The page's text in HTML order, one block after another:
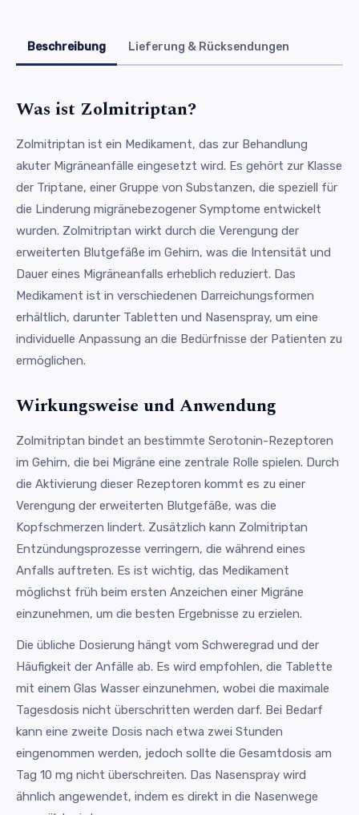
Beschreibung Lieferung & Rücksendungen
Was ist Zolmitriptan?
Zolmitriptan ist ein Medikament, das zur Behandlung
akuter Migräneanfälle eingesetzt wird. Es gehört zur Klasse
der Triptane, einer Gruppe von Substanzen, die speziell für
die Linderung migränebezogener Symptome entwickelt
wurden. Zolmitriptan wirkt durch die Verengung der
erweiterten Blutgefäße im Gehirn, was die Intensität und
Dauer eines Migräneanfalls erheblich reduziert. Das
Medikament ist in verschiedenen Darreichungsformen
erhältlich, darunter Tabletten und Nasenspray, um eine
individuelle Anpassung an die Bedürfnisse der Patienten zu
ermöglichen.
Wirkungsweise und Anwendung
Zolmitriptan bindet an bestimmte Serotonin-Rezeptoren
im Gehirn, die bei Migräne eine zentrale Rolle spielen. Durch
die Aktivierung dieser Rezeptoren kommt es zu einer
Verengung der erweiterten Blutgefäße, was die
Kopfschmerzen lindert. Zusätzlich kann Zolmitriptan
Entzündungsprozesse verringern, die während eines
Anfalls auftreten. Es ist wichtig, das Medikament
möglichst früh beim ersten Anzeichen einer Migräne
einzunehmen, um die besten Ergebnisse zu erzielen.
Die übliche Dosierung hängt vom Schweregrad und der
Häufigkeit der Anfälle ab. Es wird empfohlen, die Tablette
mit einem Glas Wasser einzunehmen, wobei die maximale
Tagesdosis nicht überschritten werden darf. Bei Bedarf
kann eine zweite Dosis nach etwa zwei Stunden
eingenommen werden, jedoch sollte die Gesamtdosis am
Tag 10 mg nicht überschreiten. Das Nasenspray wird
ähnlich angewendet, indem es direkt in die Nasenwege